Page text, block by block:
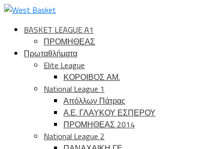
BASKET LEAGUE A1
ΠΡΟΜΗΘΕΑΣ
Πρωταθλήματα
Elite League
ΚΟΡΟΙΒΟΣ ΑΜ.
National League 1
Απόλλων Πάτρας
Α.Ε. ΓΛΑΥΚΟΥ ΕΣΠΕΡΟΥ
ΠΡΟΜΗΘΕΑΣ 2014
National League 2